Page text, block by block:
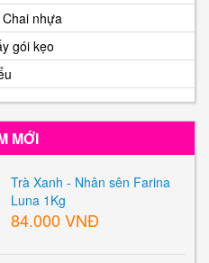
nhựa
gói kẹo
MỚI
Trà Xanh - Nhân sên Farina
Luna 1Kg
84.000 VNĐ